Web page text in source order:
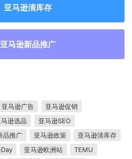
亚马逊清库存
亚马逊新品推广
亚马逊广告
亚马逊促销
马逊选品
亚马逊SEO
品推广 亚马逊政策
亚马逊清库存
亚马逊欧洲站
TEMU